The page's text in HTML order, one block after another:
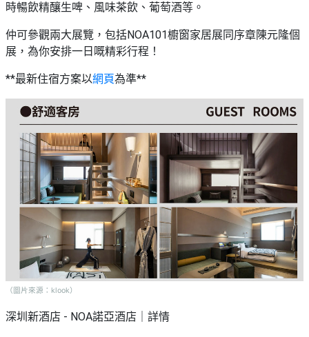
時暢飲精釀生啤、風味茶飲、葡萄酒等。
仲可參觀兩大展覽，包括NOA101櫥窗家居展同序章陳元隆個
展，為你安排一日嘅精彩行程！
**最新住宿方案以網頁為準**
（圖片來源：klook）
深圳新酒店 - NOA諾亞酒店｜詳情